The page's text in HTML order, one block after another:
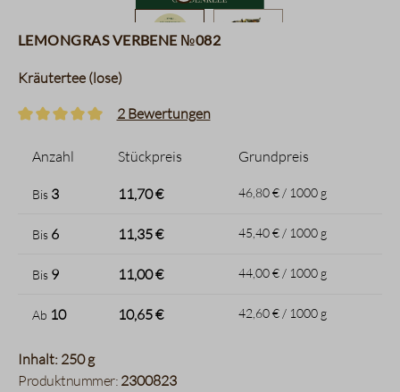
Lemongras Verbene №082
Kräutertee (lose)
2 Bewertungen
Anzahl Stückpreis Grundpreis
Bis 3 11,70 € 46,80 € / 1000 g
Bis 6 11,35 € 45,40 € / 1000 g
Bis 9 11,00 € 44,00 € / 1000 g
Ab 10 10,65 € 42,60 € / 1000 g
Inhalt: 250 g
Produktnummer: 2300823